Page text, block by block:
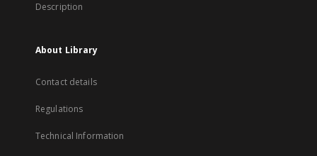
Description
About Library
Contact details
Regulations
Technical Information